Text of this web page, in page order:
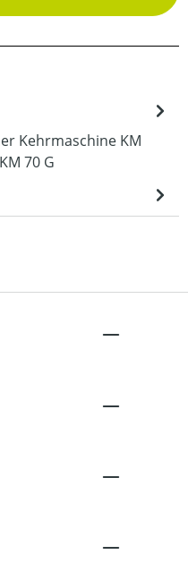
Kehrmaschine KM
70 G